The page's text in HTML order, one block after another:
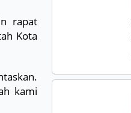
rapat
Kota
kami